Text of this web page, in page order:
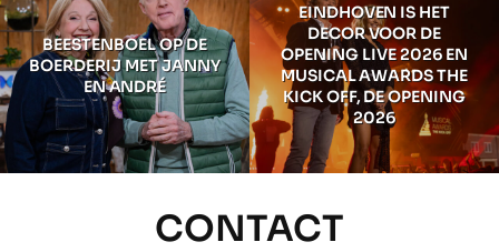
BEESTENBOEL OP DE
BOERDERIJ MET JANNY
EN ANDRÉ
EINDHOVEN IS HET
DECOR VOOR DE
OPENING LIVE 2026 EN
MUSICAL AWARDS THE
KICK OFF, DE OPENING
2026
CONTACT